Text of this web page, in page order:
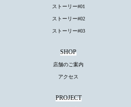
ストーリー#01
ストーリー#02
ストーリー#03
SHOP
店舗のご案内
アクセス
PROJECT